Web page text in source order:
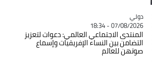
Catégorie
دولي
07/08/2026 - 18:34
المنتدى الاجتماعي العالمي: دعوات لتعزيز
التضامن بين النساء الإفريقيات وإسماع
صوتهن للعالم